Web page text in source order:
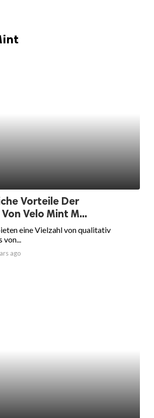
Vorteile Der
Velo Mint M...
eine Vielzahl von qualitativ
von...
ago